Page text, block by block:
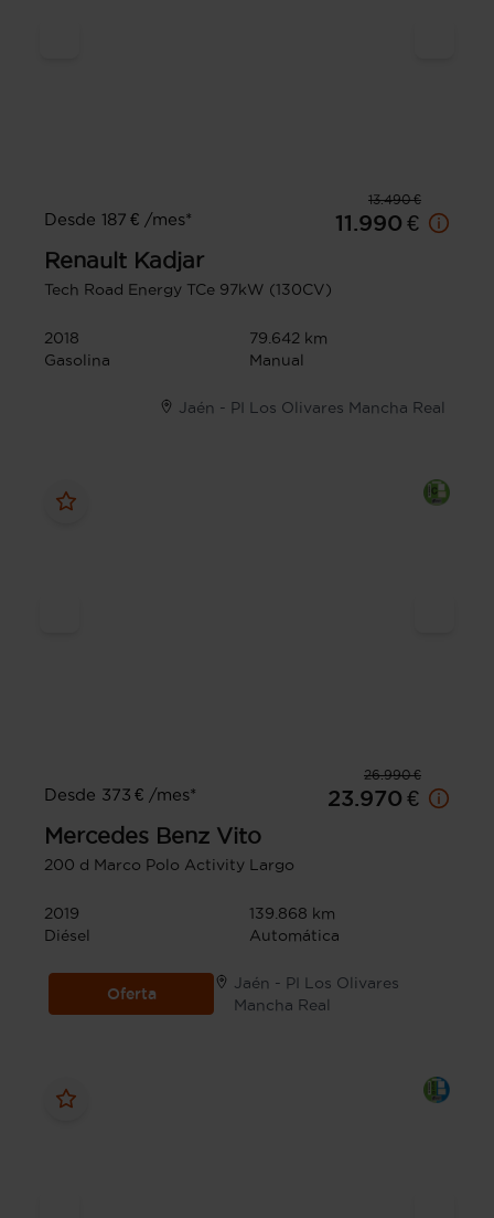
13.490 €
Desde 187 € /mes*
11.990 €
Renault Kadjar
Tech Road Energy TCe 97kW (130CV)
2018
79.642 km
Gasolina
Manual
Jaén - PI Los Olivares Mancha Real
26.990 €
Desde 373 € /mes*
23.970 €
Mercedes Benz Vito
200 d Marco Polo Activity Largo
2019
139.868 km
Diésel
Automática
Oferta
Jaén - PI Los Olivares
Mancha Real